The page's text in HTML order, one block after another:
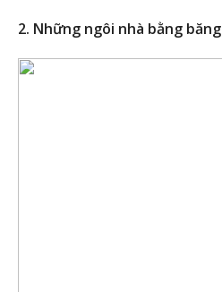
2. Những ngôi nhà bằng băng